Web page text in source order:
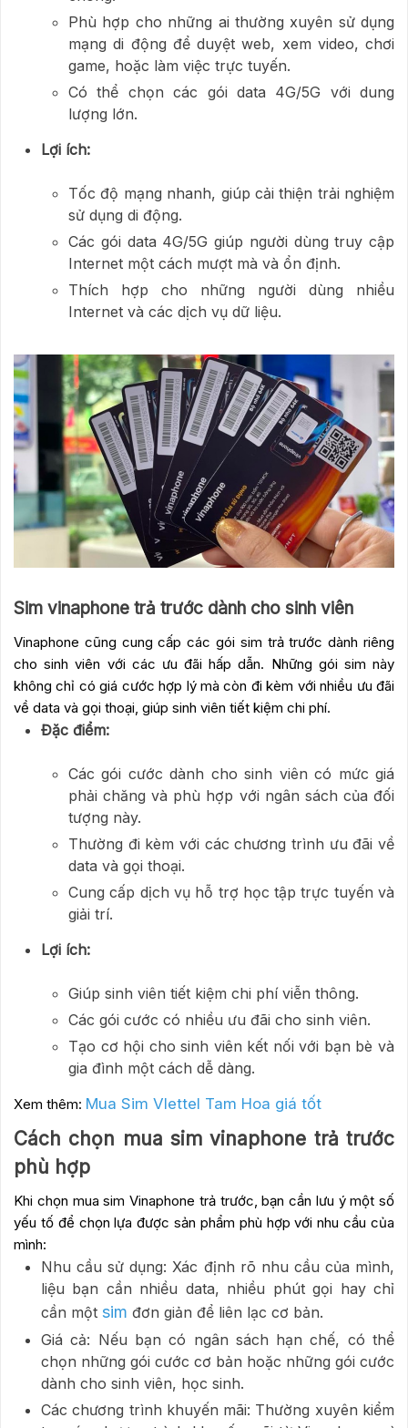
Phù hợp cho những ai thường xuyên sử dụng
mạng di động để duyệt web, xem video, chơi
game, hoặc làm việc trực tuyến.
Có thể chọn các gói data 4G/5G với dung
lượng lớn.
Lợi ích:
Tốc độ mạng nhanh, giúp cải thiện trải nghiệm
sử dụng di động.
Các gói data 4G/5G giúp người dùng truy cập
Internet một cách mượt mà và ổn định.
Thích hợp cho những người dùng nhiều
Internet và các dịch vụ dữ liệu.
Sim vinaphone trả trước dành cho sinh viên
Vinaphone cũng cung cấp các gói sim trả trước dành riêng
cho sinh viên với các ưu đãi hấp dẫn. Những gói sim này
không chỉ có giá cước hợp lý mà còn đi kèm với nhiều ưu đãi
về data và gọi thoại, giúp sinh viên tiết kiệm chi phí.
Đặc điểm:
Các gói cước dành cho sinh viên có mức giá
phải chăng và phù hợp với ngân sách của đối
tượng này.
Thường đi kèm với các chương trình ưu đãi về
data và gọi thoại.
Cung cấp dịch vụ hỗ trợ học tập trực tuyến và
giải trí.
Lợi ích:
Giúp sinh viên tiết kiệm chi phí viễn thông.
Các gói cước có nhiều ưu đãi cho sinh viên.
Tạo cơ hội cho sinh viên kết nối với bạn bè và
gia đình một cách dễ dàng.
Xem thêm: Mua Sim VIettel Tam Hoa giá tốt
Cách chọn mua sim vinaphone trả trước
phù hợp
Khi chọn mua sim Vinaphone trả trước, bạn cần lưu ý một số
yếu tố để chọn lựa được sản phẩm phù hợp với nhu cầu của
mình:
Nhu cầu sử dụng: Xác định rõ nhu cầu của mình,
liệu bạn cần nhiều data, nhiều phút gọi hay chỉ
cần một sim đơn giản để liên lạc cơ bản.
Giá cả: Nếu bạn có ngân sách hạn chế, có thể
chọn những gói cước cơ bản hoặc những gói cước
dành cho sinh viên, học sinh.
Các chương trình khuyến mãi: Thường xuyên kiểm